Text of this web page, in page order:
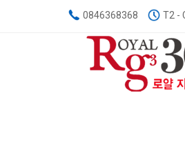
0846368368 T2 -